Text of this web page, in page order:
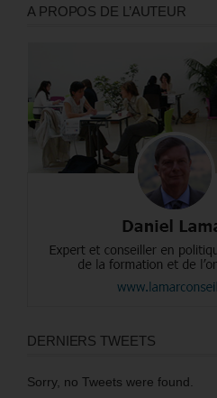
A PROPOS DE L’AUTEUR
DERNIERS TWEETS
Sorry, no Tweets were found.